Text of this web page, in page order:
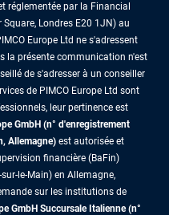
réglementée par la Financial
Londres E20 1JN) au
Europe Ltd ne s'adressent
la présente communication n'est
de s'adresser à un conseiller
de PIMCO Europe Ltd sont
leur pertinence est
GmbH (n° d'enregistrement
Allemagne) est autorisée et
financière (BaFin)
le-Main) en Allemagne,
sur les institutions de
GmbH Succursale Italienne (n°